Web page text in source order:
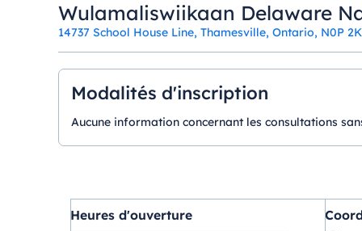
Wulamaliswiikaan Delaware
14737 School House Line, Thamesville, Ontario, N0P
Modalités d'inscription
Aucune information concernant les consultations
Heures d'ouverture